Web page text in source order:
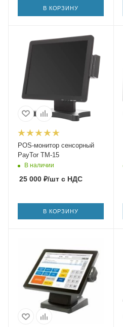
В КОРЗИНУ
POS-монитор сенсорный
PayTor TM-15
В наличии
25 000 ₽/шт с НДС
В КОРЗИНУ